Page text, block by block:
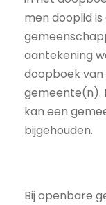
men dooplid
aantekening
doopboek
gemeente(n).
kan een
bijgehouden.
Bij openbare